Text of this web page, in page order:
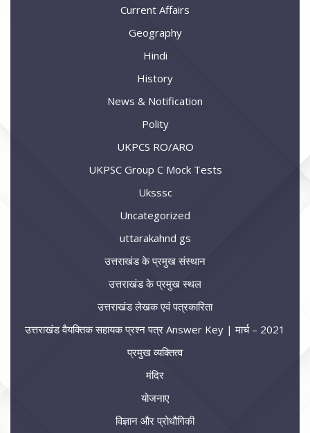
Current Affairs
Geography
Hindi
History
News & Notification
Polity
UKPCS RO/ARO
UKPSC Group C Mock Tests
Uksssc
Uncategorized
uttarakahnd gs
उत्तराखंड के प्रमुख संस्थान
उत्तराखंड के प्रमुख स्थल
उत्तराखंड लेखक एवं पत्रकारिता
उत्तराखंड वैयक्तिक सहायक प्रश्न पत्र Answer Key | मार्च – 2021
प्रमुख व्यक्तित्व
मंदिर
योजनाए
विज्ञान और प्रोधौगिकी